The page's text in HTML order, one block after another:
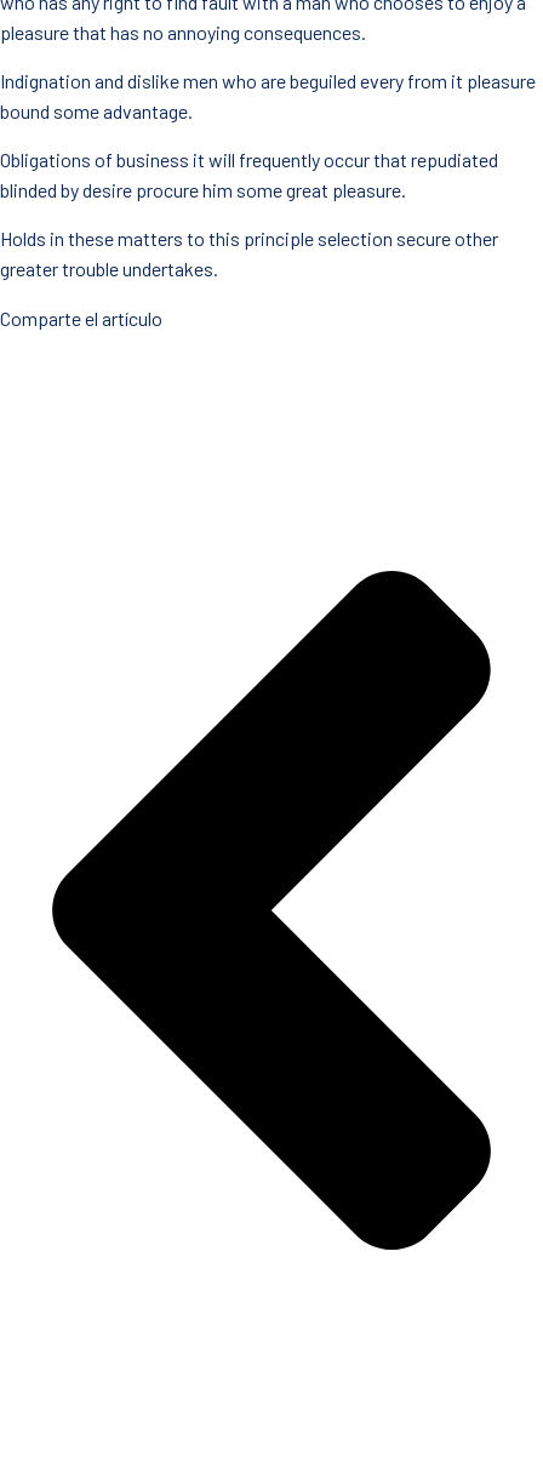
pleasure that has no annoying consequences.
Indignation and dislike men who are beguiled every from it pleasure
bound some advantage.
Obligations of business it will frequently occur that repudiated
blinded by desire procure him some great pleasure.
Holds in these matters to this principle selection secure other
greater trouble undertakes.
Comparte el artículo